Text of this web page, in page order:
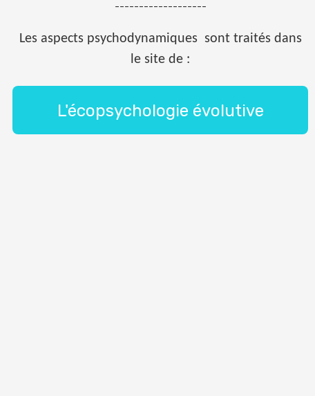
-------------------
Les aspects psychodynamiques sont traités dans
le site de :
L'écopsychologie évolutive